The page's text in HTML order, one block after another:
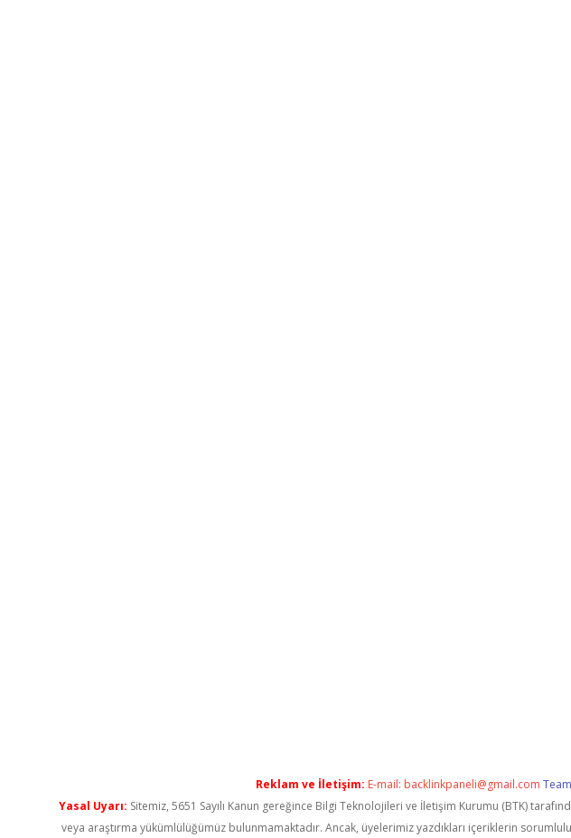
Reklam ve İletişim: E-mail: backlinkpaneli@gmail.com
Yasal Uyarı: Sitemiz, 5651 Sayılı Kanun gereğince Bilgi Teknolojileri ve İletişim Kurumu (BTK)
veya araştırma yükümlülüğümüz bulunmamaktadır. Ancak, üyelerimiz yazdıkları içeriklerin